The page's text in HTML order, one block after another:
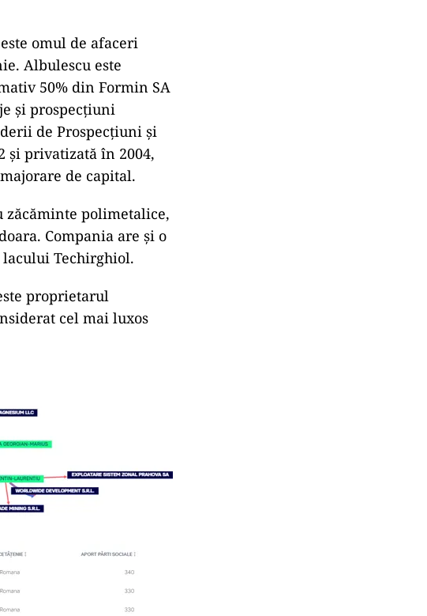
omul de afaceri
Albulescu este
50% din Formin SA
și prospecțiuni
de Prospecțiuni și
și privatizată în 2004,
de capital.
polimetalice,
Compania are și o
Techirghiol.
proprietarul
cel mai luxos